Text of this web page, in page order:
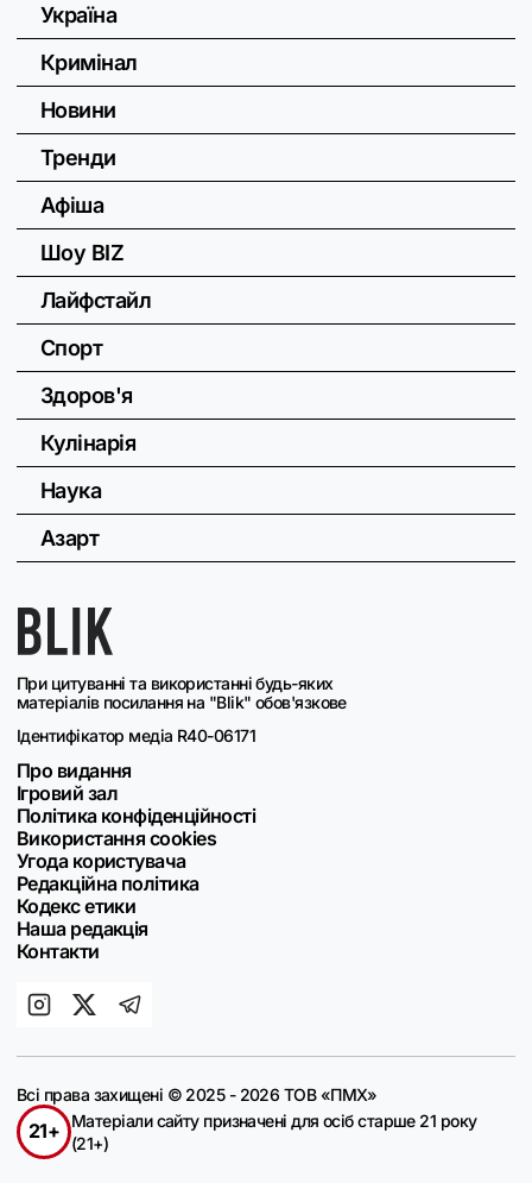
При цитуванні та використанні будь-яких
матеріалів посилання на "Blik" обов'язкове
Ідентифікатор медіа R40-06171
Про видання
Ігровий зал
Політика конфіденційності
Використання cookies
Угода користувача
Редакційна політика
Кодекс етики
Наша редакція
Контакти
Україна
Кримінал
Новини
Тренди
Афіша
Шоу BIZ
Лайфстайл
Спорт
Здоров'я
Кулінарія
Наука
Азарт
Всі права захищені © 2025 - 2026 ТОВ «ПМХ»
21+
Матеріали сайту призначені для осіб старше 21 року
(21+)